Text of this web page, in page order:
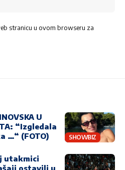
stranicu u ovom browseru za
SHOWBIZ
U
“Izgledala
…“ (FOTO)
utakmici
ostavili u